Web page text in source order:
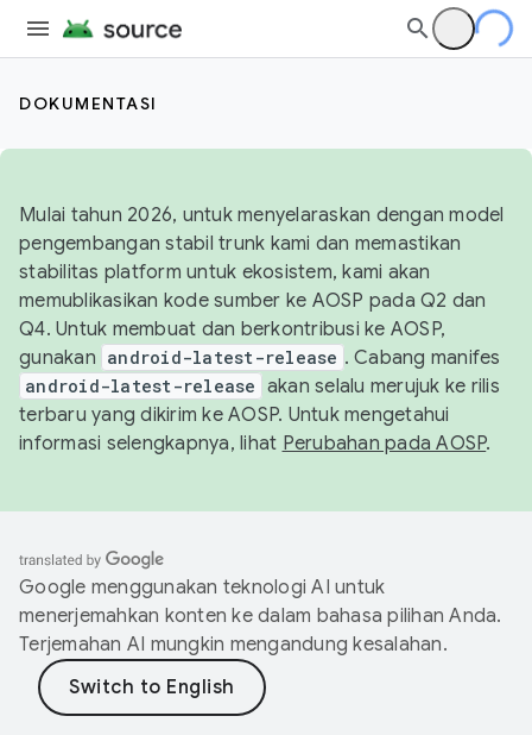
DOKUMENTASI
Mulai tahun 2026, untuk menyelaraskan dengan model
pengembangan stabil trunk kami dan memastikan
stabilitas platform untuk ekosistem, kami akan
memublikasikan kode sumber ke AOSP pada Q2 dan
Q4. Untuk membuat dan berkontribusi ke AOSP,
gunakan android-latest-release . Cabang manifes
android-latest-release akan selalu merujuk ke rilis
terbaru yang dikirim ke AOSP. Untuk mengetahui
informasi selengkapnya, lihat Perubahan pada AOSP.
Google menggunakan teknologi AI untuk
menerjemahkan konten ke dalam bahasa pilihan Anda.
Terjemahan AI mungkin mengandung kesalahan.